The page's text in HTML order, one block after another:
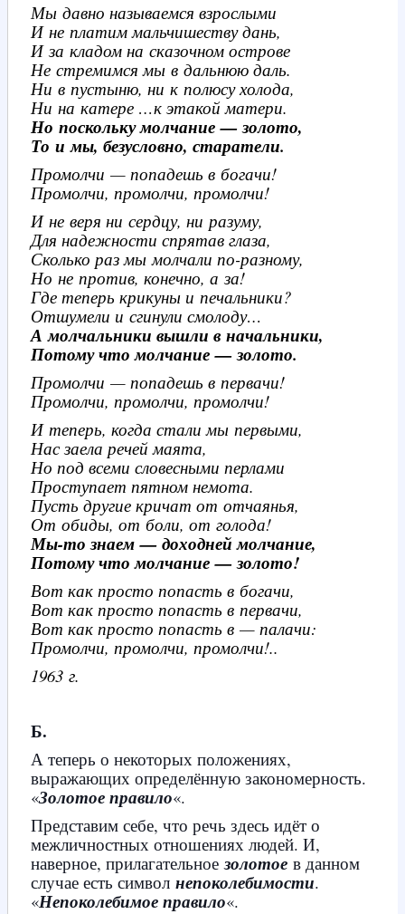
Мы давно называемся взрослыми
И не платим мальчишеству дань,
И за кладом на сказочном острове
Не стремимся мы в дальнюю даль.
Ни в пустыню, ни к полюсу холода,
Ни на катере …к этакой матери.
Но поскольку молчание — золото,
То и мы, безусловно, старатели.
Промолчи — попадешь в богачи!
Промолчи, промолчи, промолчи!
И не веря ни сердцу, ни разуму,
Для надежности спрятав глаза,
Сколько раз мы молчали по-разному,
Но не против, конечно, а за!
Где теперь крикуны и печальники?
Отшумели и сгинули смолоду…
А молчальники вышли в начальники,
Потому что молчание — золото.
Промолчи — попадешь в первачи!
Промолчи, промолчи, промолчи!
И теперь, когда стали мы первыми,
Нас заела речей маята,
Но под всеми словесными перлами
Проступает пятном немота.
Пусть другие кричат от отчаянья,
От обиды, от боли, от голода!
Мы-то знаем — доходней молчание,
Потому что молчание — золото!
Вот как просто попасть в богачи,
Вот как просто попасть в первачи,
Вот как просто попасть в — палачи:
Промолчи, промолчи, промолчи!..
1963 г.
Б.
А теперь о некоторых положениях,
выражающих определённую закономерность.
«Золотое правило«.
Представим себе, что речь здесь идёт о
межличностных отношениях людей. И,
наверное, прилагательноезолотое в данном
случае есть символ непоколебимости.
«Непоколебимое правило«.